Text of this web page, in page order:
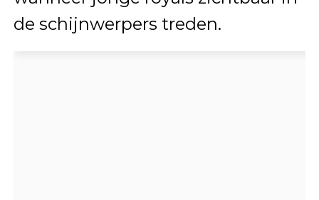
de schijnwerpers treden.